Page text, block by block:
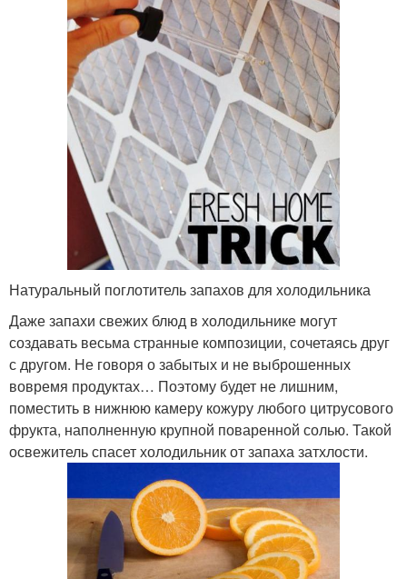
Натуральный поглотитель запахов для холодильника
Даже запахи свежих блюд в холодильнике могут
создавать весьма странные композиции, сочетаясь друг
с другом. Не говоря о забытых и не выброшенных
вовремя продуктах… Поэтому будет не лишним,
поместить в нижнюю камеру кожуру любого цитрусового
фрукта, наполненную крупной поваренной солью. Такой
освежитель спасет холодильник от запаха затхлости.